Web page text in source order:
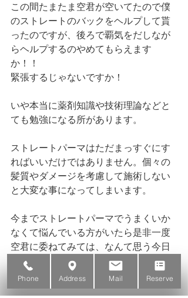
この間たまたま空君が空いてたので僕
のストレートのバックをヘルプして貰
ったのですが、後ろで覇気をだしなが
らヘルプするのやめてもらえます
か！！
緊張するじゃないですか！
いや本当に薬剤知識や技術理論などと
ても勉強になる所があります。
ストレートパーマはただまっすぐにす
ればいいだけではありません。個々の
髪質やダメージを考慮して施術しない
と大変な事になってしまいます。
今までストレートパーマでうまくいか
なくて悩んでいる方がいたら是非一度
空君に委ねてみては、なんて思う今日
この頃です。
Phone Address Mail Reserve